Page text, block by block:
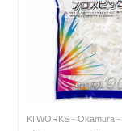
KI‧WORKS - Okamura